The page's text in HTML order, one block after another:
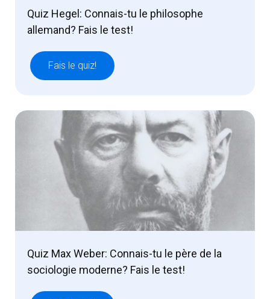
Quiz Hegel: Connais-tu le philosophe
allemand? Fais le test!
Fais le quiz!
Quiz Max Weber: Connais-tu le père de la
sociologie moderne? Fais le test!